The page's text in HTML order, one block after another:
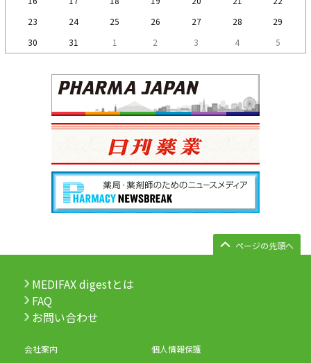
23
24 25 26 27 28
29
30
31 1 2 3 4 5
ページの先頭へ
MEDIFAX digestとは
FAQ
お問い合わせ
会社案内
個人情報保護